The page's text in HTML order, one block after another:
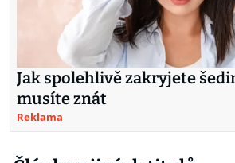
Jak spolehlivě zakryjete
musíte znát
Reklama